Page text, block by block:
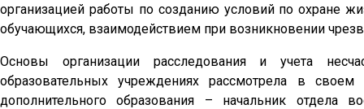
организацией работы по созданию условий по охране
обучающихся, взаимодействием при возникновении
Основы организации расследования и учета
образовательных учреждениях рассмотрела в
дополнительного образования – начальник отдела